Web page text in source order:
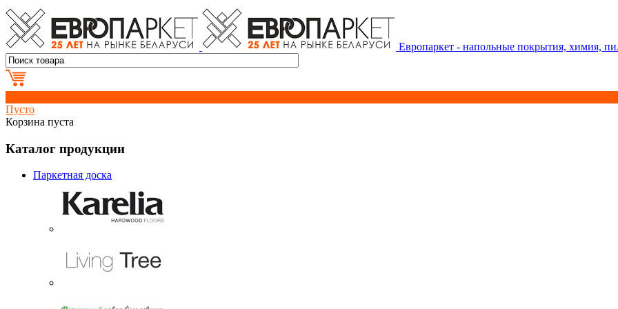
Европаркет - напольные покрытия, химия,
Пусто
Корзина пуста
Каталог продукции
Паркетная доска